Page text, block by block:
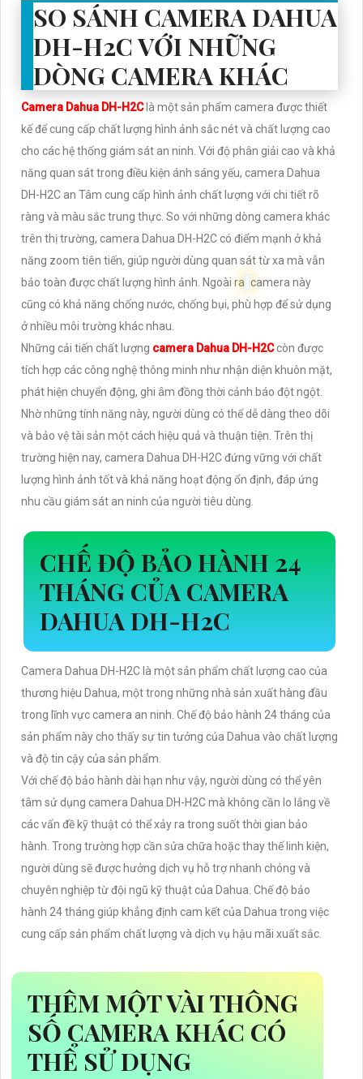
SO SÁNH CAMERA DAHUA
DH-H2C VỚI NHỮNG
DÒNG CAMERA KHÁC
Camera Dahua DH-H2Clà một sản phẩm camera được thiết
kế để cung cấp chất lượng hình ảnh sắc nét và chất lượng cao
cho các hệ thống giám sát an ninh. Với độ phân giải cao và khả
năng quan sát trong điều kiện ánh sáng yếu, camera Dahua
DH-H2C an Tâm cung cấp hình ảnh chất lượng với chi tiết rõ
ràng và màu sắc trung thực. So với những dòng camera khác
trên thị trường, camera Dahua DH-H2C có điểm mạnh ở khả
năng zoom tiên tiến, giúp người dùng quan sát từ xa mà vẫn
bảo toàn được chất lượng hình ảnh. Ngoài ra camera này
cũng có khả năng chống nước, chống bụi, phù hợp để sử dụng
ở nhiều môi trường khác nhau.
Những cải tiến chất lượng camera Dahua DH-H2Ccòn được
tích hợp các công nghệ thông minh như nhận diện khuôn mặt,
phát hiện chuyển động, ghi âm đồng thời cảnh báo đột ngột.
Nhờ những tính năng này, người dùng có thể dễ dàng theo dõi
và bảo vệ tài sản một cách hiệu quả và thuận tiện. Trên thị
trường hiện nay, camera Dahua DH-H2C đứng vững với chất
lượng hình ảnh tốt và khả năng hoạt động ổn định, đáp ứng
nhu cầu giám sát an ninh của người tiêu dùng.
CHẾ ĐỘ BẢO HÀNH 24
THÁNG CỦA CAMERA
DAHUA DH-H2C
Camera Dahua DH-H2C là một sản phẩm chất lượng cao của
thương hiệu Dahua, một trong những nhà sản xuất hàng đầu
trong lĩnh vực camera an ninh. Chế độ bảo hành 24 tháng của
sản phẩm này cho thấy sự tin tưởng của Dahua vào chất lượng
và độ tin cậy của sản phẩm.
Với chế độ bảo hành dài hạn như vậy, người dùng có thể yên
tâm sử dụng camera Dahua DH-H2C mà không cần lo lắng về
các vấn đề kỹ thuật có thể xảy ra trong suốt thời gian bảo
hành. Trong trường hợp cần sửa chữa hoặc thay thế linh kiện,
người dùng sẽ được hưởng dịch vụ hỗ trợ nhanh chóng và
chuyên nghiệp từ đội ngũ kỹ thuật của Dahua. Chế độ bảo
hành 24 tháng giúp khẳng định cam kết của Dahua trong việc
cung cấp sản phẩm chất lượng và dịch vụ hậu mãi xuất sắc.
THÊM MỘT VÀI THÔNG
SỐ CAMERA KHÁC CÓ
THỂ SỬ DỤNG